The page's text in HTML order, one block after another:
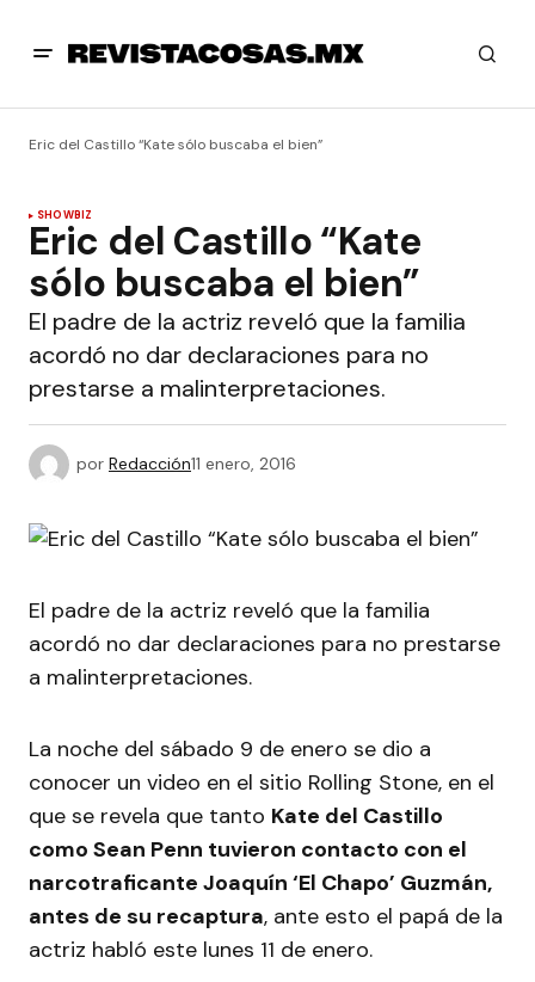
Eric del Castillo “Kate sólo buscaba el bien”
SHOWBIZ
Eric del Castillo “Kate
sólo buscaba el bien”
El padre de la actriz reveló que la familia
acordó no dar declaraciones para no
prestarse a malinterpretaciones.
por Redacción11 enero, 2016
El padre de la actriz reveló que la familia
acordó no dar declaraciones para no prestarse
a malinterpretaciones.
La noche del sábado 9 de enero se dio a
conocer un video en el sitio Rolling Stone, en el
que se revela que tanto Kate del Castillo
como Sean Penn tuvieron contacto con el
narcotraficante Joaquín ‘El Chapo’ Guzmán,
antes de su recaptura, ante esto el papá de la
actriz habló este lunes 11 de enero.